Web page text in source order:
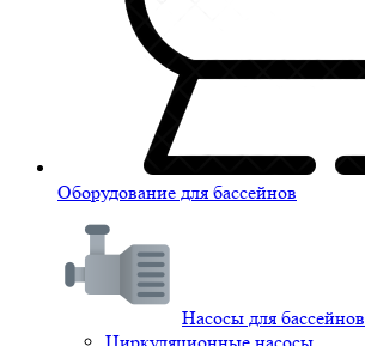
Оборудование для бассейнов
Насосы для бассейнов